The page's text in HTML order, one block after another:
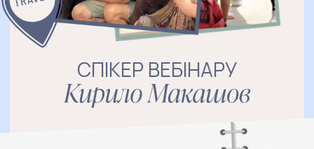
Відеоурок: «Чому за фільмами та
серіалами ти не вивчиш англійську»